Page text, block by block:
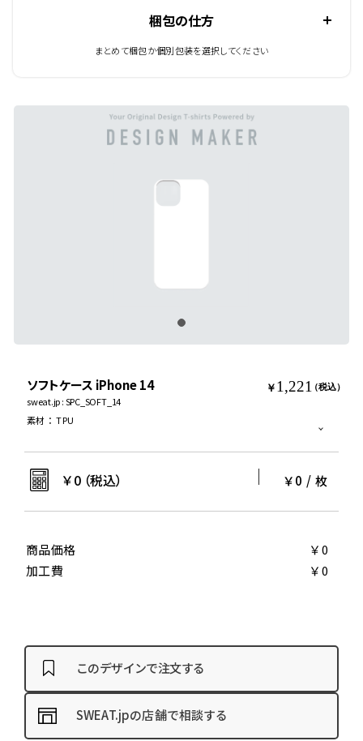
梱包の仕方
まとめて梱包か個別包装を選択してください
ソフトケース iPhone 14 ￥ 1,221 （税込）
sweat.jp : SPC_SOFT_14
素材 ：TPU
￥0（税込） ￥0 /枚
商品価格
￥0
加工費
￥0
このデザインで注文する
SWEAT.jpの店舗で相談する